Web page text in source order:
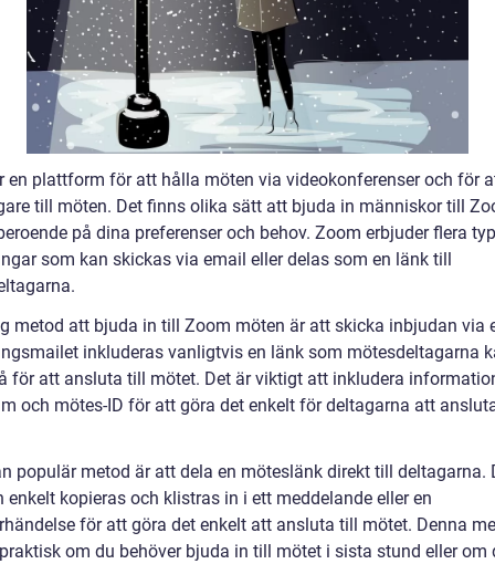
en plattform för att hålla möten via videokonferenser och för
till möten. Det finns olika sätt att bjuda in människor till
på dina preferenser och behov. Zoom erbjuder flera
som kan skickas via email eller delas som en länk till
metod att bjuda in till Zoom möten är att skicka inbjudan via
inkluderas vanligtvis en länk som mötesdeltagarna
för att ansluta till mötet. Det är viktigt att inkludera
och mötes-ID för att göra det enkelt för deltagarna att
populär metod är att dela en möteslänk direkt till deltagarna.
enkelt kopieras och klistras in i ett meddelande eller en
för att göra det enkelt att ansluta till mötet. Denna
om du behöver bjuda in till mötet i sista stund eller om